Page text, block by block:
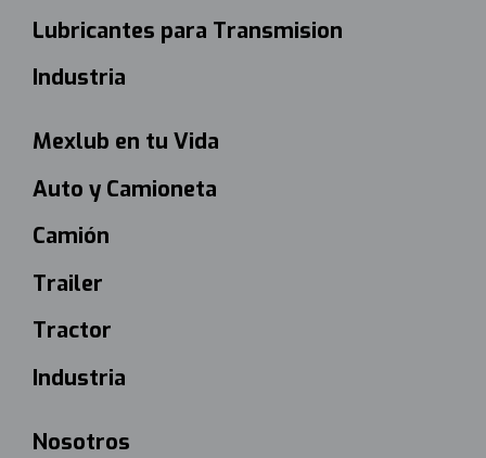
Lubricantes para Transmision
Industria
Mexlub en tu Vida
Auto y Camioneta
Camión
Trailer
Tractor
Industria
Nosotros